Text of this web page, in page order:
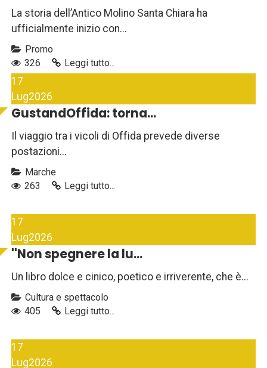
La storia dell’Antico Molino Santa Chiara ha
ufficialmente inizio con...
Promo
326
Leggi tutto...
17
Lug2026
GustandOffida: torna...
Il viaggio tra i vicoli di Offida prevede diverse
postazioni...
Marche
263
Leggi tutto...
17
Lug2026
''Non spegnere la lu...
Un libro dolce e cinico, poetico e irriverente, che è...
Cultura e spettacolo
405
Leggi tutto...
17
Lug2026